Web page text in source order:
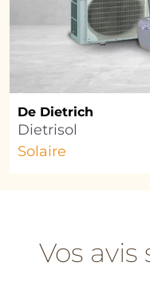
De Dietrich
Dietrisol
Solaire
Vos